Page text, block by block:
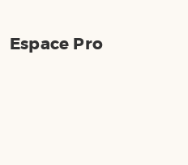
Espace Pro